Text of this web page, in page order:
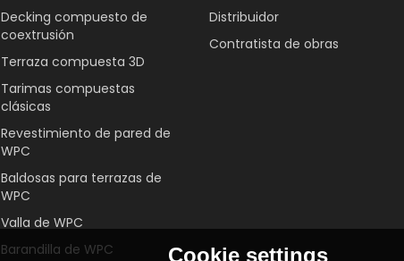
Decking compuesto de
coextrusión
Terraza compuesta 3D
Tarimas compuestas
clásicas
Revestimiento de pared de
WPC
Baldosas para terrazas de
WPC
Valla de WPC
Barandilla de WPC
Distribuidor
Contratista de obras
Cookie settings